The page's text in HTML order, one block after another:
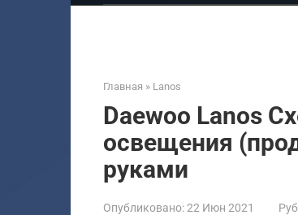
Главная » Lanos
Daewoo Lanos
освещения
руками
Опубликовано:22 Июн 2021